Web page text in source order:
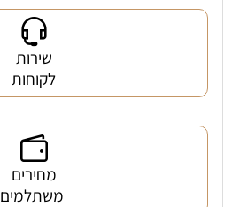
שירות
לקוחות
מחירים
משתלמים